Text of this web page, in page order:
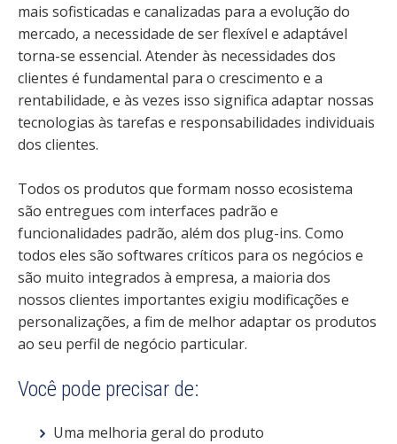
mais sofisticadas e canalizadas para a evolução do
mercado, a necessidade de ser flexível e adaptável
torna-se essencial. Atender às necessidades dos
clientes é fundamental para o crescimento e a
rentabilidade, e às vezes isso significa adaptar nossas
tecnologias às tarefas e responsabilidades individuais
dos clientes.
Todos os produtos que formam nosso ecosistema
são entregues com interfaces padrão e
funcionalidades padrão, além dos plug-ins. Como
todos eles são softwares críticos para os negócios e
são muito integrados à empresa, a maioria dos
nossos clientes importantes exigiu modificações e
personalizações, a fim de melhor adaptar os produtos
ao seu perfil de negócio particular.
Você pode precisar de:
Uma melhoria geral do produto